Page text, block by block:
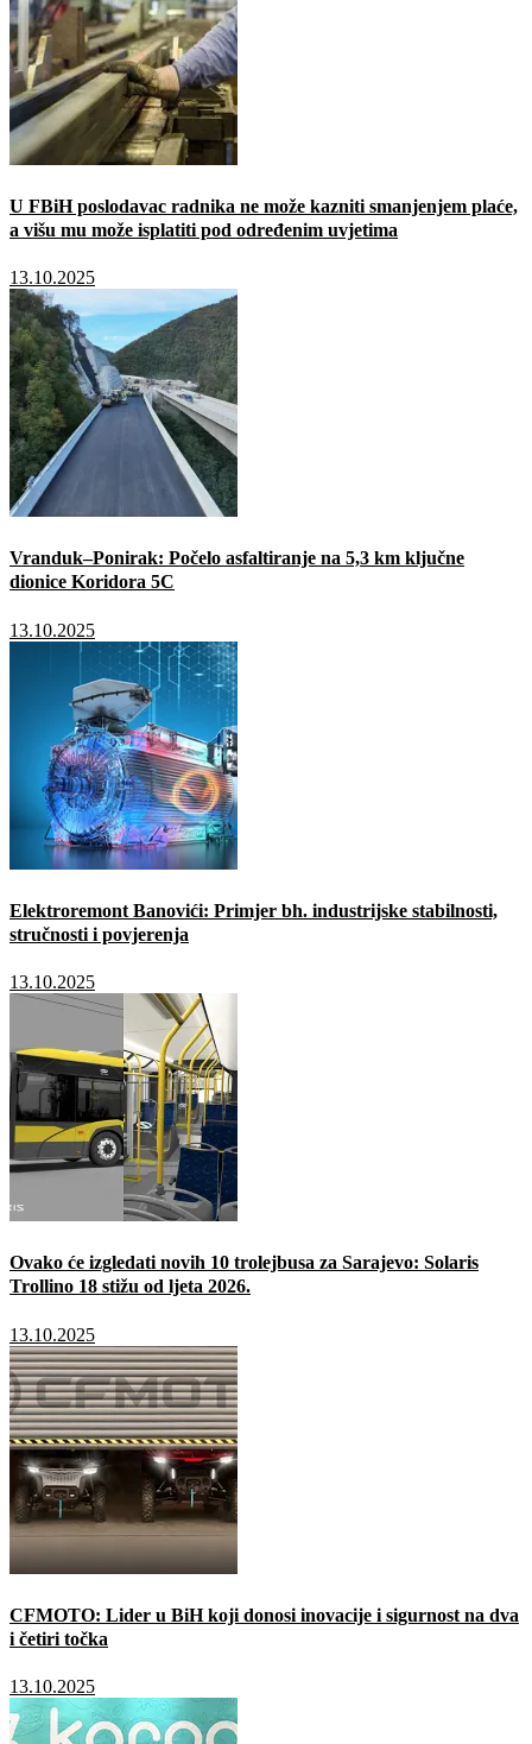
U FBiH poslodavac radnika ne može kazniti smanjenjem plaće,
a višu mu može isplatiti pod određenim uvjetima
13.10.2025
Vranduk–Ponirak: Počelo asfaltiranje na 5,3 km ključne
dionice Koridora 5C
13.10.2025
Elektroremont Banovići: Primjer bh. industrijske stabilnosti,
stručnosti i povjerenja
13.10.2025
Ovako će izgledati novih 10 trolejbusa za Sarajevo: Solaris
Trollino 18 stižu od ljeta 2026.
13.10.2025
CFMOTO: Lider u BiH koji donosi inovacije i sigurnost na dva
i četiri točka
13.10.2025